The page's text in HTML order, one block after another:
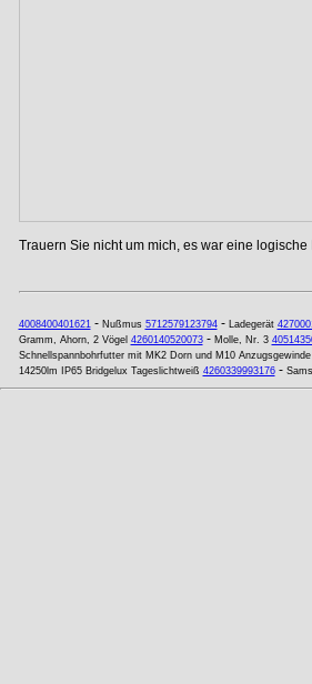
Trauern Sie nicht um mich, es war eine
4008400401621- Nußmus 5712579123794- Ladegerät
Gramm, Ahorn, 2 Vögel 4260140520073- Molle, Nr. 3
Schnellspannbohrfutter mit MK2 Dorn und M10 Anzugsgewinde
14250lm IP65 Bridgelux Tageslichtweiß 4260339993176-